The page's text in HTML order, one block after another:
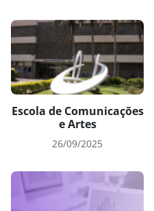
Escola de Comunicações
e Artes
26/09/2025